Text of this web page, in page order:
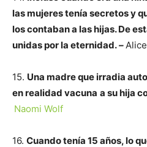
las mujeres tenía secretos y
los contaban a las hijas. De
unidas por la eternidad.–
15. Una madre que irradia
en realidad vacuna a su hija
Naomi Wolf
16. Cuando tenía 15 años, lo